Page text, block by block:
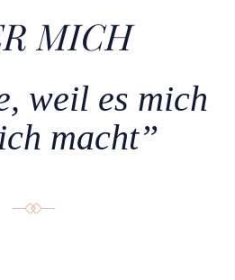
MICH
weil es mich
macht”